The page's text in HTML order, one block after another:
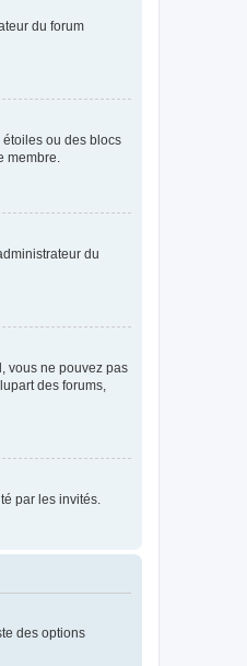
du forum
étoiles ou des blocs
membre.
du
vous ne pouvez pas
des forums,
par les invités.
des options